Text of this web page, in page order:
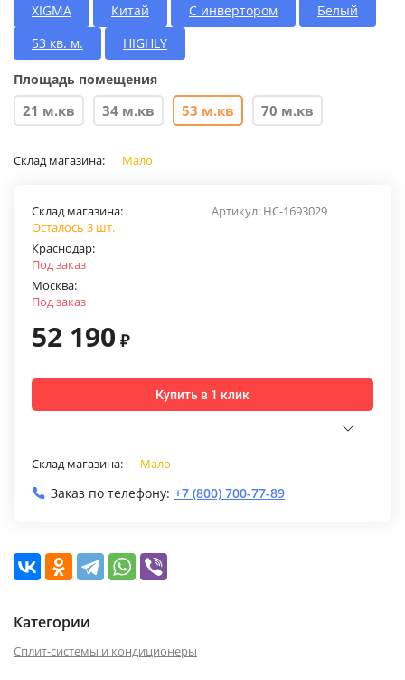
XIGMA Китай С инвертором
Белый
53 кв. м.
HIGHLY
Площадь помещения
21 м.кв 34 м.кв 53 м.кв 70 м.кв
Склад магазина: Мало
Артикул: НС-1693029
Склад магазина:
Осталось 3 шт.
Краснодар:
Под заказ
Москва:
Под заказ
52 190 ₽
Купить в 1 клик
Склад магазина: Мало
Заказ по телефону: +7 (800) 700-77-89
Категории
Сплит-системы и кондиционеры